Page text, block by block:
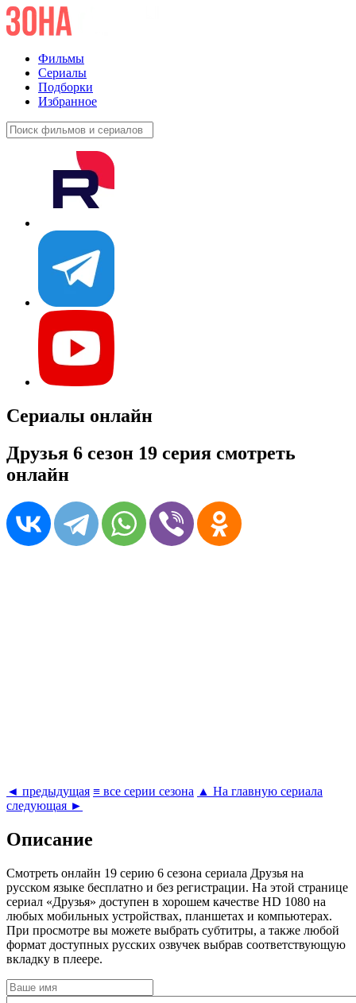
Фильмы
Сериалы
Подборки
Избранное
Сериалы онлайн
Друзья 6 сезон 19 серия смотреть
онлайн
◄ предыдущая ≡ все серии сезона ▲ На главную сериала
следующая ►
Описание
Cмотреть онлайн 19 серию 6 сезона сериала Друзья на
русском языке бесплатно и без регистрации. На этой странице
сериал «Друзья» доступен в хорошем качестве HD 1080 на
любых мобильных устройствах, планшетах и компьютерах.
При просмотре вы можете выбрать субтитры, а также любой
формат доступных русских озвучек выбрав соответствующую
вкладку в плеере.